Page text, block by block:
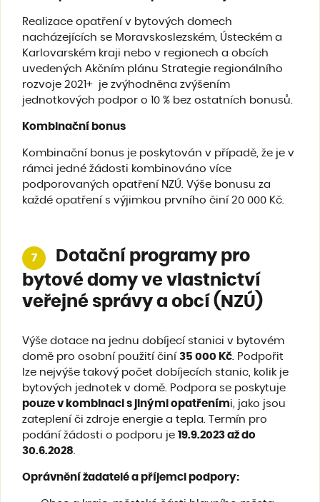
Realizace opatření v bytových domech
nacházejících se Moravskoslezském, Ústeckém a
Karlovarském kraji nebo v regionech a obcích
uvedených Akčním plánu Strategie regionálního
rozvoje 2021+ je zvýhodněna zvýšením
jednotkových podpor o 10 % bez ostatních bonusů.
Kombinační bonus
Kombinační bonus je poskytován v případě, že je v
rámci jedné žádosti kombinováno více
podporovaných opatření NZÚ. Výše bonusu za
každé opatření s výjimkou prvního činí 20 000 Kč.
7
Dotační programy pro
bytové domy ve vlastnictví
veřejné správy a obcí (NZÚ)
Výše dotace na jednu dobíjecí stanici v bytovém
domě pro osobní použití činí 35 000 Kč. Podpořit
lze nejvýše takový počet dobíjecích stanic, kolik je
bytových jednotek v domě. Podpora se poskytuje
pouze v kombinaci s jinými opatřeními, jako jsou
zateplení či zdroje energie a tepla. Termín pro
podání žádosti o podporu je 19.9.2023 až do
30.6.2028.
Oprávnění žadatelé a příjemci podpory: